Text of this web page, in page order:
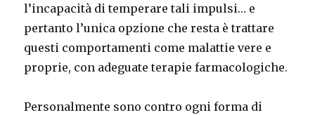
l’incapacità di temperare tali impulsi… e
pertanto l’unica opzione che resta è trattare
questi comportamenti come malattie vere e
proprie, con adeguate terapie farmacologiche.
Personalmente sono contro ogni forma di